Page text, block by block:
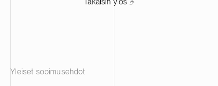
Yleiset sopimusehdot